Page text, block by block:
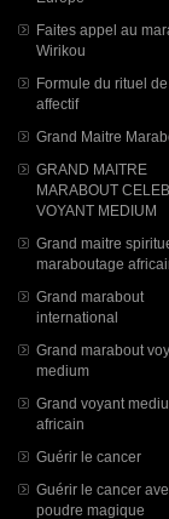
Faites appel au
Wirikou
Formule du rituel
affectif
Grand Maitre
GRAND MAITRE
MARABOUT
VOYANT MEDIUM
Grand maitre
maraboutage
Grand marabout
international
Grand marabout
medium
Grand voyant
africain
Guérir le cancer
Guérir le cancer
poudre magique